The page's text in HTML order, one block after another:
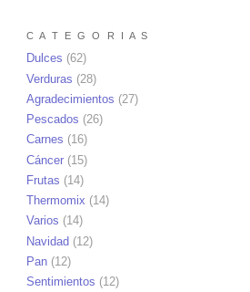
C A T E G O R I A S
Dulces (62)
Verduras (28)
Agradecimientos (27)
Pescados (26)
Carnes (16)
Cáncer (15)
Frutas (14)
Thermomix (14)
Varios (14)
Navidad (12)
Pan (12)
Sentimientos (12)